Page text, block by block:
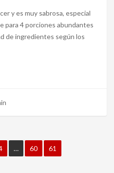
y es muy sabrosa, especial
para 4 porciones abundantes
de ingredientes según los
… 60 61